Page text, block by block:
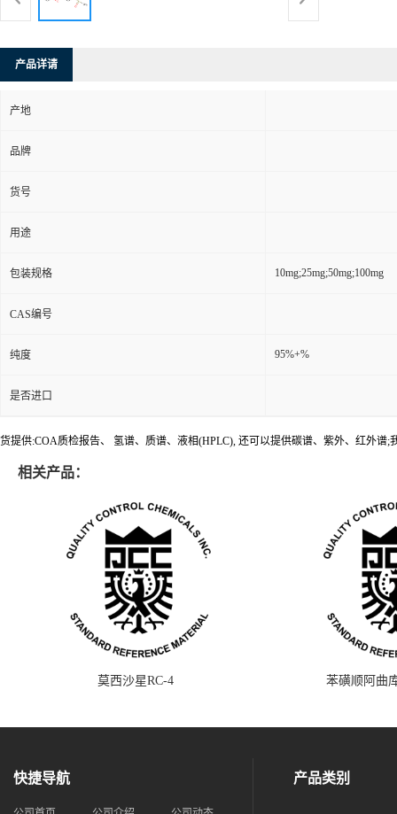
产品详请
产地
品牌
货号
用途
包装规格 10mg;25mg;50mg;100mg
CAS编号
纯度 95%+%
是否进口
货提供:COA质检报告、 氢谱、质谱、液相(HPLC), 还可以提供碳谱、紫外、红外谱;
相关产品：
莫西沙星RC-4 苯磺顺阿曲
快捷导航 产品类别